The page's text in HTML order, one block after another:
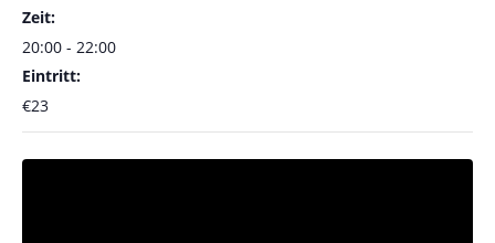
Zeit:
20:00 - 22:00
Eintritt:
€23